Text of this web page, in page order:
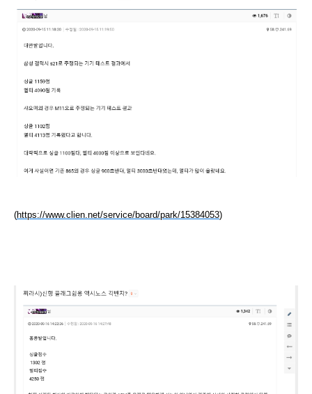
(https://www.clien.net/service/board/park/15384053)